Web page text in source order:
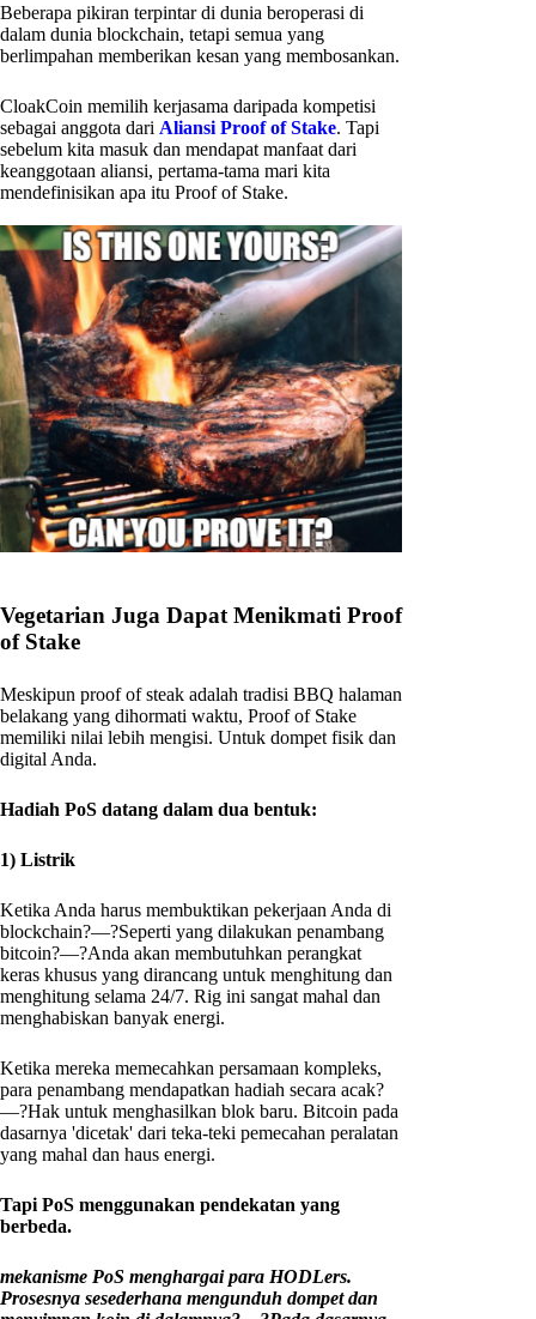
Beberapa pikiran terpintar di dunia beroperasi di
dalam dunia blockchain, tetapi semua yang
berlimpahan memberikan kesan yang membosankan.
CloakCoin memilih kerjasama daripada kompetisi
sebagai anggota dari Aliansi Proof of Stake. Tapi
sebelum kita masuk dan mendapat manfaat dari
keanggotaan aliansi, pertama-tama mari kita
mendefinisikan apa itu Proof of Stake.
Vegetarian Juga Dapat Menikmati Proof
of Stake
Meskipun proof of steak adalah tradisi BBQ halaman
belakang yang dihormati waktu, Proof of Stake
memiliki nilai lebih mengisi. Untuk dompet fisik dan
digital Anda.
Hadiah PoS datang dalam dua bentuk:
1) Listrik
Ketika Anda harus membuktikan pekerjaan Anda di
blockchain?—?Seperti yang dilakukan penambang
bitcoin?—?Anda akan membutuhkan perangkat
keras khusus yang dirancang untuk menghitung dan
menghitung selama 24/7. Rig ini sangat mahal dan
menghabiskan banyak energi.
Ketika mereka memecahkan persamaan kompleks,
para penambang mendapatkan hadiah secara acak?
—?Hak untuk menghasilkan blok baru. Bitcoin pada
dasarnya 'dicetak' dari teka-teki pemecahan peralatan
yang mahal dan haus energi.
Tapi PoS menggunakan pendekatan yang
berbeda.
mekanisme PoS menghargai para HODLers.
Prosesnya sesederhana mengunduh dompet dan